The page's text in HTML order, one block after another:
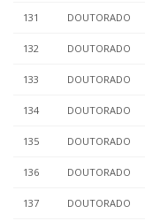
131 DOUTORADO
132 DOUTORADO
133 DOUTORADO
134 DOUTORADO
135 DOUTORADO
136 DOUTORADO
137 DOUTORADO